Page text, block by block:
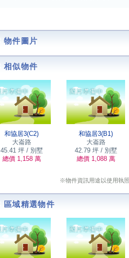
物件圖片
相似物件
和協居3(C2)
大崙路
45.41 坪 / 別墅
總價 1,158 萬
和協居3(B1)
大崙路
42.79 坪 / 別墅
總價 1,088 萬
※物件資訊用途以使用執
區域精選物件